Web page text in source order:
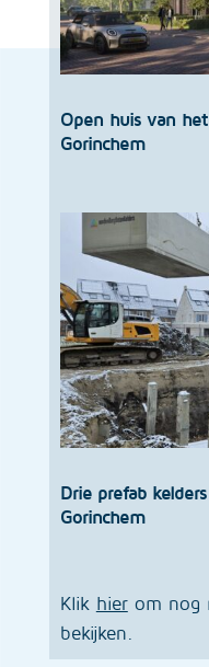
Open huis van
Gorinchem
Drie prefab
Gorinchem
Klik hierom nog
bekijken.